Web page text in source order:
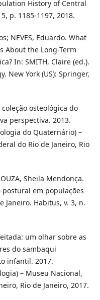
History of Central
p. 1185-1197, 2018.
NEVES, Eduardo. What
About the Long-Term
In: SMITH, Claire (ed.).
New York (US): Springer,
coleção osteológica do
perspectiva. 2013.
do Quaternário) –
do Rio de Janeiro, Rio
Sheila Mendonça.
em populações
Janeiro. Habitus, v. 3, n.
um olhar sobre as
do sambaqui
infantil. 2017.
– Museu Nacional,
Rio de Janeiro, 2017.